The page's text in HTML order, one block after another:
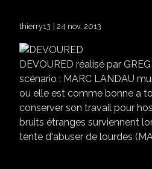
thierry13 24 nov. 2013
DEVOURED réalisé par
scénario : MARC LANDAU
ou elle est comme bonne a
conserver son travail pour
bruits étranges surviennent
tente d'abuser de lourdes